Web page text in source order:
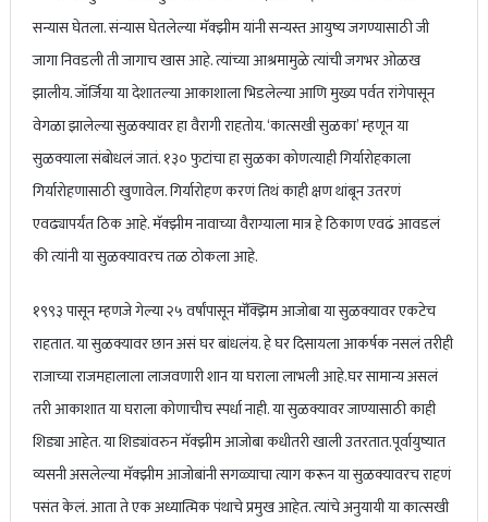
भारताचा ऑस्ट्रेलियावर दणदणीत विजय, टीम इंडियाने घेतला बदला अन्
चॅम्पियन्स ट्रॉफी अंतिम फेरीत धडक
सन्यास घेतला. संन्यास घेतलेल्या मॅक्झीम यांनी सन्यस्त आयुष्य जगण्यासाठी जी
जागा निवडली ती जागाच खास आहे. त्यांच्या आश्रमामुळे त्यांची जगभर ओळख
झालीय. जॉर्जिया या देशातल्या आकाशाला भिडलेल्या आणि मुख्य पर्वत रांगेपासून
वेगळा झालेल्या सुळक्यावर हा वैरागी राहतोय. ‘कात्सखी सुळका’ म्हणून या
सुळक्याला संबोधलं जातं. १३० फुटांचा हा सुळका कोणत्याही गिर्यारोहकाला
गिर्यारोहणासाठी खुणावेल. गिर्यारोहण करणं तिथं काही क्षण थांबून उतरणं
एवढ्यापर्यंत ठिक आहे. मॅक्झीम नावाच्या वैराग्याला मात्र हे ठिकाण एवढं आवडलं
की त्यांनी या सुळक्यावरच तळ ठोकला आहे.
१९९३ पासून म्हणजे गेल्या २५ वर्षांपासून मॅक्झिम आजोबा या सुळक्यावर एकटेच
राहतात. या सुळक्यावर छान असं घर बांधलंय. हे घर दिसायला आकर्षक नसलं तरीही
राजाच्या राजमहालाला लाजवणारी शान या घराला लाभली आहे.घर सामान्य असलं
तरी आकाशात या घराला कोणाचीच स्पर्धा नाही. या सुळक्यावर जाण्यासाठी काही
शिड्या आहेत. या शिड्यांवरुन मॅक्झीम आजोबा कधीतरी खाली उतरतात.पूर्वायुष्यात
व्यसनी असलेल्या मॅक्झीम आजोबांनी सगळ्याचा त्याग करून या सुळक्यावरच राहणं
पसंत केलं. आता ते एक अध्यात्मिक पंथाचे प्रमुख आहेत. त्यांचे अनुयायी या कात्सखी